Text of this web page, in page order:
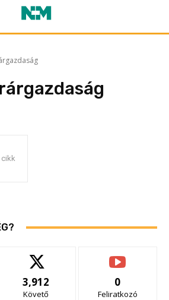
cikk
3,912
Követő
0
Feliratkozó